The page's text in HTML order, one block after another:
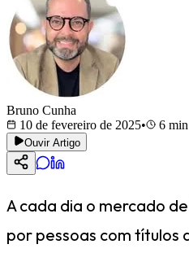
Bruno Cunha
10 de fevereiro de 2025• 6 min
Ouvir Artigo
A cada dia o mercado
por pessoas com títulos